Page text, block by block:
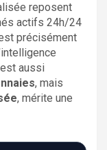
reposent
actifs 24h/24
précisément
aussi
, mais
, mérite une